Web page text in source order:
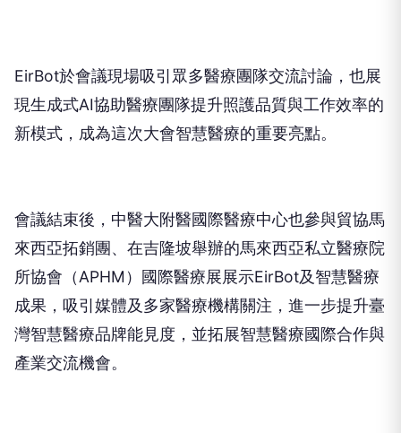
EirBot於會議現場吸引眾多醫療團隊交流討論，也展
現生成式AI協助醫療團隊提升照護品質與工作效率的
新模式，成為這次大會智慧醫療的重要亮點。
會議結束後，中醫大附醫國際醫療中心也參與貿協馬
來西亞拓銷團、在吉隆坡舉辦的馬來西亞私立醫療院
所協會（APHM）國際醫療展展示EirBot及智慧醫療
成果，吸引媒體及多家醫療機構關注，進一步提升臺
灣智慧醫療品牌能見度，並拓展智慧醫療國際合作與
產業交流機會。